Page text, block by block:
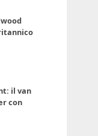
il van
con